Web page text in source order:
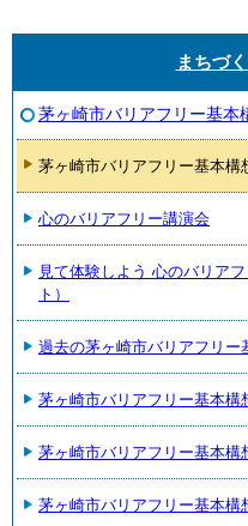
まちづ
茅ヶ崎市バリアフリー基本
茅ヶ崎市バリアフリー基本構
心のバリアフリー講演会
見て体験しよう 心のバリア
ト）
過去の茅ヶ崎市バリアフリー
茅ヶ崎市バリアフリー基本構
茅ヶ崎市バリアフリー基本
茅ヶ崎市バリアフリー基本構